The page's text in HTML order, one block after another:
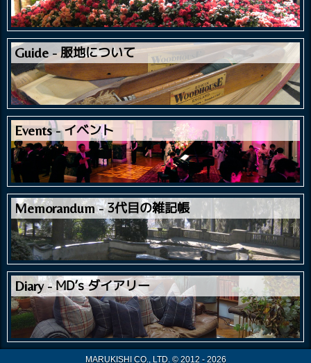
Guide 服地について
Events イベント
Memorandum 3代目の雑記帳
Diary MD’s ダイアリー
MARUKISHI CO., LTD. © 2012 - 2026